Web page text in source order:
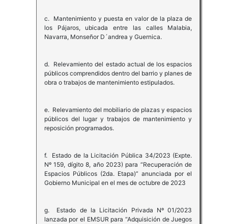
c. Mantenimiento y puesta en valor de la plaza de
los Pájaros, ubicada entre las calles Malabia,
Navarra, Monseñor D´andrea y Guernica.
d. Relevamiento del estado actual de los espacios
públicos comprendidos dentro del barrio y planes de
obra o trabajos de mantenimiento estipulados.
e. Relevamiento del mobiliario de plazas y espacios
públicos del lugar y trabajos de mantenimiento y
reposición programados.
f. Estado de la Licitación Pública 34/2023 (Expte.
Nº 159, dígito 8, año 2023) para “Recuperación de
Espacios Públicos (2da. Etapa)” anunciada por el
Gobierno Municipal en el mes de octubre de 2023
g. Estado de la Licitación Privada Nº 01/2023
lanzada por el EMSUR para “Adquisición de Juegos